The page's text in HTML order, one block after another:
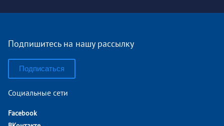
Подпишитесь на нашу рассылку
Подписаться
Социальные сети
Facebook